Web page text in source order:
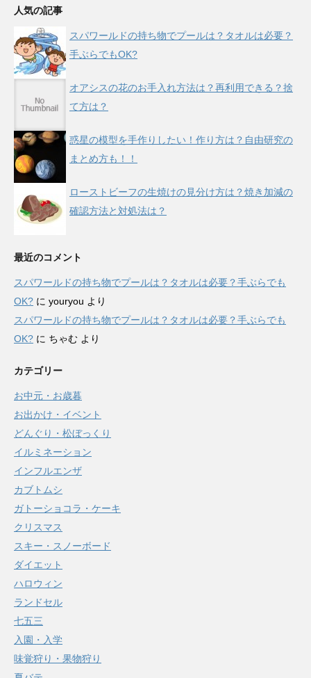
人気の記事
スパワールドの持ち物でプールは？タオルは必要？
手ぶらでもOK?
オアシスの花のお手入れ方法は？再利用できる？捨
て方は？
惑星の模型を手作りしたい！作り方は？自由研究の
まとめ方も！！
ローストビーフの生焼けの見分け方は？焼き加減の
確認方法と対処法は？
最近のコメント
スパワールドの持ち物でプールは？タオルは必要？手ぶらでも
OK? に youryou より
スパワールドの持ち物でプールは？タオルは必要？手ぶらでも
OK? に ちゃむ より
カテゴリー
お中元・お歳暮
お出かけ・イベント
どんぐり・松ぼっくり
イルミネーション
インフルエンザ
カブトムシ
ガトーショコラ・ケーキ
クリスマス
スキー・スノーボード
ダイエット
ハロウィン
ランドセル
七五三
入園・入学
味覚狩り・果物狩り